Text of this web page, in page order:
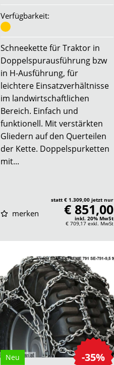
Verfügbarkeit:
Schneekette für Traktor in
Doppelspurausführung bzw
in H-Ausführung, für
leichtere Einsatzverhältnisse
im landwirtschaftlichen
Bereich. Einfach und
funktionell. Mit verstärkten
Gliedern auf den Querteilen
der Kette. Doppelspurketten
mit...
merken
statt € 1.309,00 jetzt nur
€ 851,00
inkl. 20% MwSt
€ 709,17 exkl. MwSt
-35%
Neu